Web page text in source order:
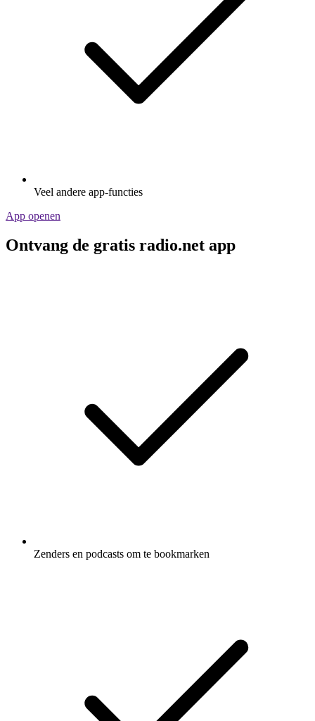
Veel andere app-functies
App openen
Ontvang de gratis radio.net app
Zenders en podcasts om te bookmarken